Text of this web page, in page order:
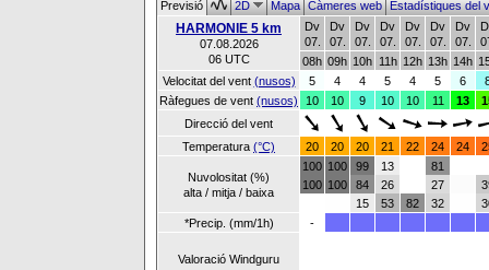
Previsió 2D MapaCàmeres webEstadístiques del
HARMONIE 5 km
07.08.2026
06 UTC
Dv
07.
Dv
07.
Dv
07.
Dv
07.
Dv
07.
Dv
07.
Dv
07.
08h 09h 10h 11h 12h 13h 14h
Velocitat del vent (nusos) 5 4 4 5 4 5 6
Ràfegues de vent (nusos) 10 10 9 10 10 11 13
Direcció del vent
Temperatura (°C) 20 20 20 21 22 24 24
Nuvolositat (%)
alta / mitja / baixa
100
100
100
100
99
84
15
13
26
53
82
81
27
32
*Precip. (mm/1h)
-
Valoració Windguru